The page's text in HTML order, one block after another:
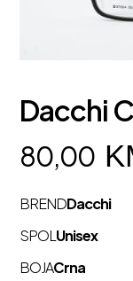
Dacchi
80,00
BRENDDacchi
SPOL Unisex
BOJACrna